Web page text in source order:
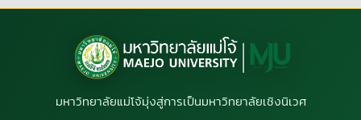
มหาวิทยาลัยแม่โจ้มุ่งสู่การเป็นมหาวิทยาลัยเชิงนิเวศ